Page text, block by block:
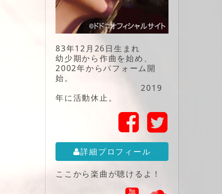
83年12月26日生まれ
幼少期から作曲を始め、
2002年からパフォーム開
始。
2019
年に活動休止。
詳細プロフィール
ここから楽曲が聴けるよ！